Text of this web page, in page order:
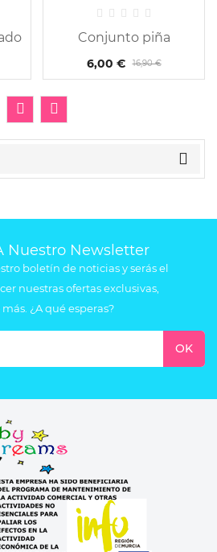
Conjunto piña
6,00 € 16,90 €
Nuestro Newsletter
boletín de noticias y serás el
nuestras ofertas exclusivas,
¿A qué esperas?